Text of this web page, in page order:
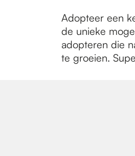
Adopteer een
de unieke
adopteren die
te groeien.